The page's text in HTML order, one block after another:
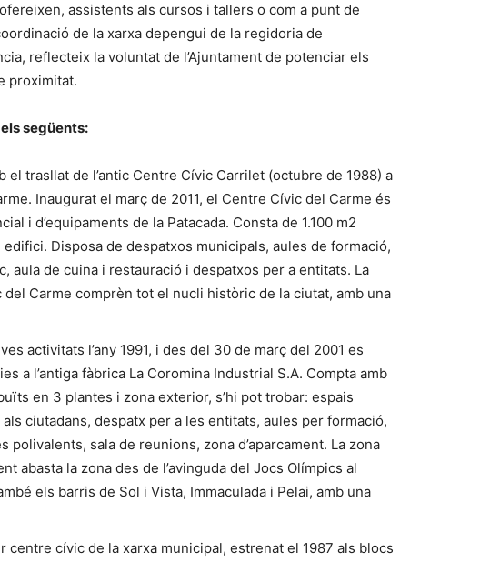
assistents als cursos i tallers o com a punt de
de la xarxa depengui de la regidoria de
reflecteix la voluntat de l’Ajuntament de potenciar els
proximitat.
següents:
el trasllat de l’antic Centre Cívic Carrilet (octubre de 1988) a
Inaugurat el març de 2011, el Centre Cívic del Carme és
i d’equipaments de la Patacada. Consta de 1.100 m2
edifici. Disposa de despatxos municipals, aules de formació,
aula de cuina i restauració i despatxos per a entitats. La
del Carme comprèn tot el nucli històric de la ciutat, amb una
activitats l’any 1991, i des del 30 de març del 2001 es
a l’antiga fàbrica La Coromina Industrial S.A. Compta amb
en 3 plantes i zona exterior, s’hi pot trobar: espais
als ciutadans, despatx per a les entitats, aules per formació,
polivalents, sala de reunions, zona d’aparcament. La zona
abasta la zona des de l’avinguda del Jocs Olímpics al
els barris de Sol i Vista, Immaculada i Pelai, amb una
centre cívic de la xarxa municipal, estrenat el 1987 als blocs